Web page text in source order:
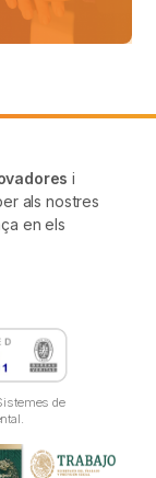
i
als nostres
en els
de